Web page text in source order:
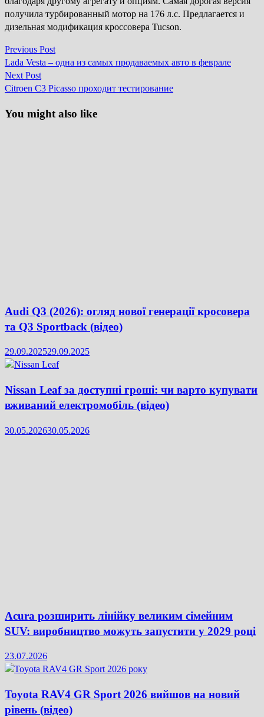
получила турбированный мотор на 176 л.с. Предлагается и
дизельная модификация кроссовера Tucson.
Навігація
записів
Previous PostPrevious
post:
Lada Vesta – одна из самых продаваемых авто в феврале
Next PostNext
post:
Citroen C3 Picasso проходит тестирование
You might also like
Audi Q3 (2026): огляд нової генерації кросовера
та Q3 Sportback (відео)
29.09.202529.09.2025
Nissan Leaf за доступні гроші: чи варто купувати
вживаний електромобіль (відео)
30.05.202630.05.2026
Acura розширить лінійку великим сімейним
SUV: виробництво можуть запустити у 2029 році
23.07.2026
Toyota RAV4 GR Sport 2026 вийшов на новий
рівень (відео)